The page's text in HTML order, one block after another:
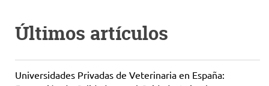
Últimos artículos
Universidades Privadas de Veterinaria en España: